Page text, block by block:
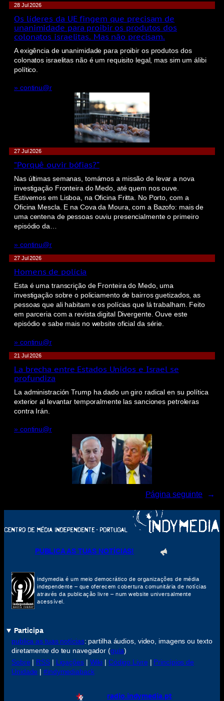
28 Jul 2026
Os líderes da UE fingem que precisam de
unanimidade para proibir os produtos dos
colonatos israelitas. Mas não precisam.
A exigência de unanimidade para proibir os produtos dos
colonatos israelitas não é um requisito legal, mas sim um álibi
político.
» continu@r
27 Jul 2026
“Porquê ouvir bófias?”
Nas últimas semanas, tomámos a missão de levar a nova
investigação Fronteira do Medo, até quem nos ouve.
Estivemos em Lisboa, na Oficina Fritta. No Porto, com a
Oficina Mescla. E na Cova da Moura, com a Bazofo: mais de
uma centena de pessoas ouviu presencialmente o primeiro
episódio da…
» continu@r
27 Jul 2026
Homens de polícia
Esta é uma transcrição de Fronteira do Medo, uma
investigação sobre o policiamento de bairros guetizados, as
pessoas que ali habitam e os polícias que lá trabalham. Feito
em parceria com a revista digital Divergente. Ouve este
episódio e sabe mais no website oficial da série.
» continu@r
21 Jul 2026
La brecha entre Estados Unidos e Israel se
profundiza
La administración Trump ha dado un giro radical en su política
exterior al levantar temporalmente las sanciones petroleras
contra Irán.
» continu@r
Página seguinte →
PUBLICA AS TUAS NOTÍCIAS!
indymedia é um meio democrático de organizações de média
independente – que oferecem cobertura comunitária de notícias
através da publicação livre – num website universalmente
acessível.
Participa
publica as tuas notícias: partilha áudios, video, imagens ou texto
diretamente do teu navegador (guia)
Sobre
RSS| Ligações| Wiki Código Livre
Princípios de
Unidade |#indymediaback
radio.indymedia.pt